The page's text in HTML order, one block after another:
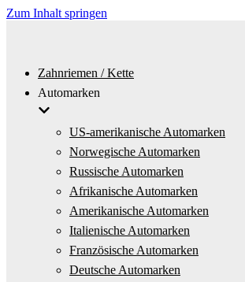
Zum Inhalt springen
Zahnriemen / Kette
Automarken
US-amerikanische Automarken
Norwegische Automarken
Russische Automarken
Afrikanische Automarken
Amerikanische Automarken
Italienische Automarken
Französische Automarken
Deutsche Automarken